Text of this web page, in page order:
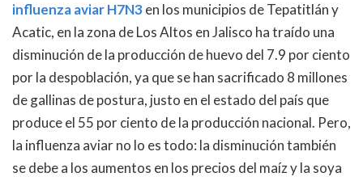
influenza aviar H7N3en los municipios de Tepatitlán y
Acatic, en la zona de Los Altos en Jalisco ha traído una
disminución de la producción de huevo del 7.9 por ciento
por la despoblación, ya que se han sacrificado 8 millones
de gallinas de postura, justo en el estado del país que
produce el 55 por ciento de la producción nacional. Pero,
la influenza aviar no lo es todo: la disminución también
se debe a los aumentos en los precios del maíz y la soya